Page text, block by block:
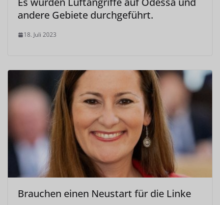
andere Gebiete durchgeführt.
18. Juli 2023
Brauchen einen Neustart für die Linke